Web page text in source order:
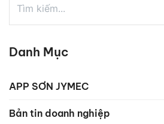
Danh Mục
APP SƠN JYMEC
Bản tin doanh nghiệp